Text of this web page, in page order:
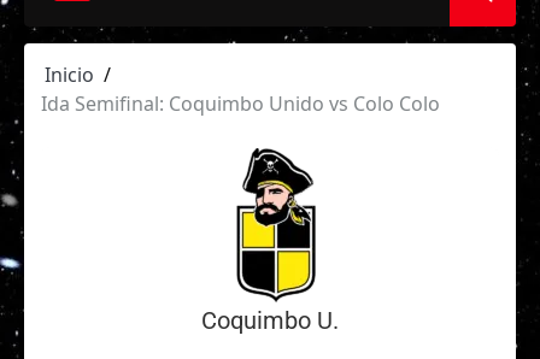
Inicio
Ida Semifinal: Coquimbo Unido vs Colo Colo
Coquimbo U.